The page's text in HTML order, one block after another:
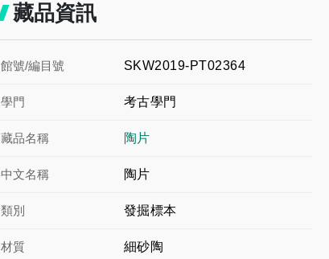
藏品資訊
館號/編目號 SKW2019-PT02364
學門 考古學門
藏品名稱 陶片
中文名稱 陶片
類別 發掘標本
材質 細砂陶